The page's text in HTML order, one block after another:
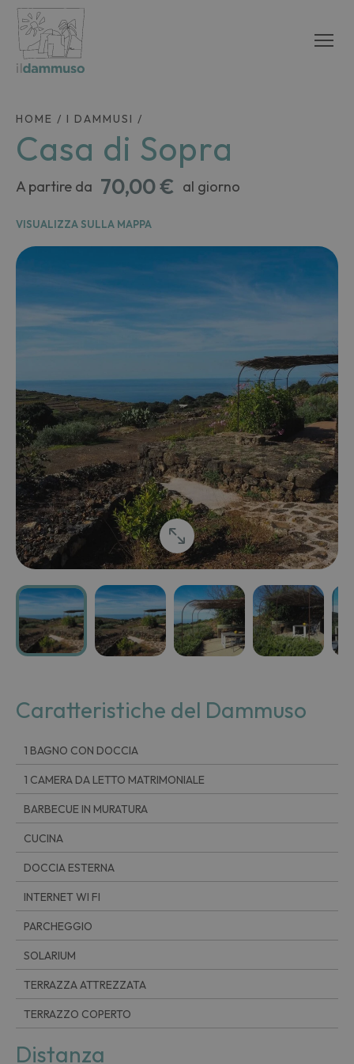
HOME / I DAMMUSI /
Casa di Sopra
A partire da 70,00 € al giorno
VISUALIZZA SULLA MAPPA
Caratteristiche del Dammuso
1 BAGNO CON DOCCIA
1 CAMERA DA LETTO MATRIMONIALE
BARBECUE IN MURATURA
CUCINA
DOCCIA ESTERNA
INTERNET WI FI
PARCHEGGIO
SOLARIUM
TERRAZZA ATTREZZATA
TERRAZZO COPERTO
Distanza